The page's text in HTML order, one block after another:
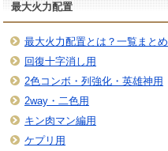
最大火力配置
最大火力配置とは？一覧まとめ
回復十字消し用
2色コンボ・列強化・英雄神用
2way・二色用
キン肉マン編用
ケプリ用